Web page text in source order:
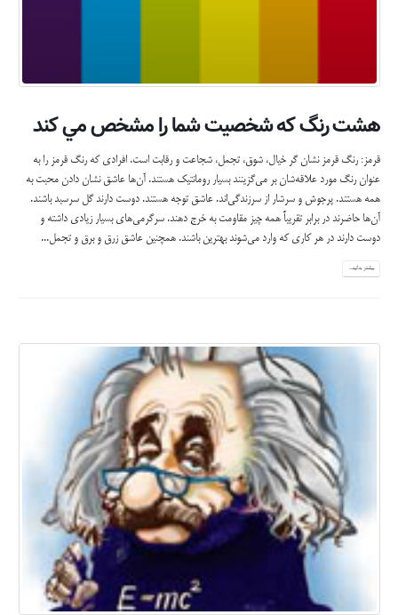
هشت رنگ كه شخصيت شما را مشخص مي كند
قرمز: رنگ قرمز نشان گر خیال، شوق، تجمل، شجاعت و رقابت است. افرادی که رنگ قرمز را به
عنوان رنگ مورد علاقه‌شان بر می‌گزینند بسیار رومانتیک هستند. آن‌ها عاشق نشان دادن محبت به
همه هستند. پرجوش و سرشار از سرزندگی‌اند. عاشق توجه هستند. دوست دارند گل سرسبد باشند.
آن‌ها حاضرند در برابر تقریباً همه چیز مقاومت به خرج دهند. سرگرمی‌های بسیار زیادی داشته و
دوست دارند در هر کاری که وارد می‌شوند بهترین باشند. همچنین عاشق زرق و برق و تجمل...
بیشتر بدانید...